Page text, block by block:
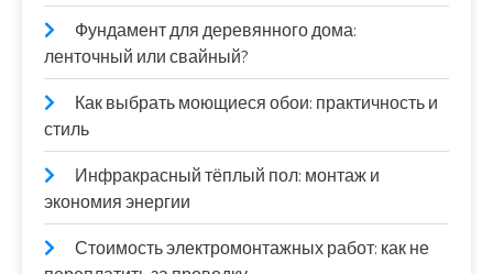
Фундамент для деревянного дома:
ленточный или свайный?
Как выбрать моющиеся обои: практичность и
стиль
Инфракрасный тёплый пол: монтаж и
экономия энергии
Стоимость электромонтажных работ: как не